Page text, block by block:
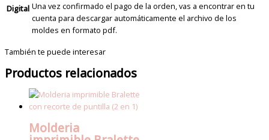
Digital Una vez confirmado el pago de la orden, vas a encontrar en tu
cuenta para descargar automáticamente el archivo de los
moldes en formato pdf.
También te puede interesar
Productos relacionados
Molderia